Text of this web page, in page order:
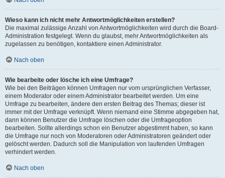
Wieso kann ich nicht mehr Antwortmöglichkeiten erstellen?
Die maximal zulässige Anzahl von Antwortmöglichkeiten wird durch die Board-
Administration festgelegt. Wenn du glaubst, mehr Antwortmöglichkeiten als
zugelassen zu benötigen, kontaktiere einen Administrator.
Nach oben
Wie bearbeite oder lösche ich eine Umfrage?
Wie bei den Beiträgen können Umfragen nur vom ursprünglichen Verfasser,
einem Moderator oder einem Administrator bearbeitet werden. Um eine
Umfrage zu bearbeiten, ändere den ersten Beitrag des Themas; dieser ist
immer mit der Umfrage verknüpft. Wenn niemand eine Stimme abgegeben hat,
dann können Benutzer die Umfrage löschen oder die Umfrageoption
bearbeiten. Sollte allerdings schon ein Benutzer abgestimmt haben, so kann
die Umfrage nur noch von Moderatoren oder Administratoren geändert oder
gelöscht werden. Dadurch soll die Manipulation von laufenden Umfragen
verhindert werden.
Nach oben